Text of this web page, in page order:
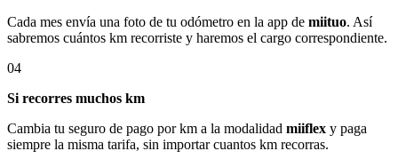
Cada mes envía una foto de tu odómetro en la app de miituo. Así
sabremos cuántos km recorriste y haremos el cargo correspondiente.
04
Si recorres muchos km
Cambia tu seguro de pago por km a la modalidad miiflex y paga
siempre la misma tarifa, sin importar cuantos km recorras.